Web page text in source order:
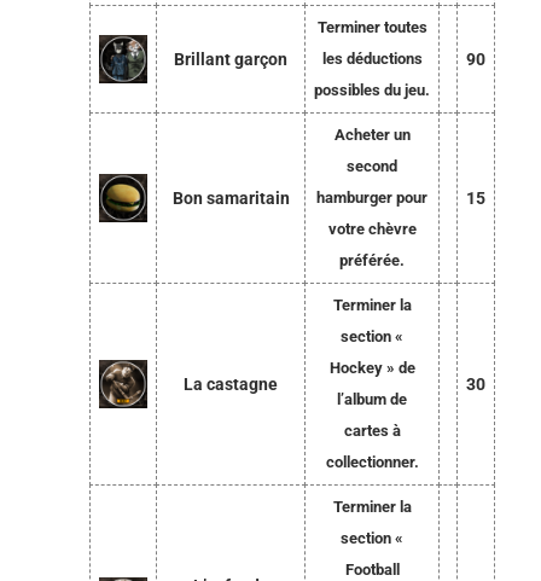
Brillant garçon
Terminer toutes
les déductions
possibles du jeu.
90
Bon samaritain
Acheter un
second
hamburger pour
votre chèvre
préférée.
15
La castagne
Terminer la
section «
Hockey » de
l’album de
cartes à
collectionner.
30
Terminer la
section «
Football